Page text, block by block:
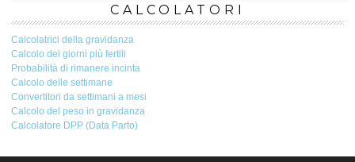
CALCOLATORI
Calcolatrici della gravidanza
Calcolo dei giorni più fertili
Probabilità di rimanere incinta
Calcolo delle settimane
Convertitori da settimani a mesi
Calcolo del peso in gravidanza
Calcolatore DPP (Data Parto)